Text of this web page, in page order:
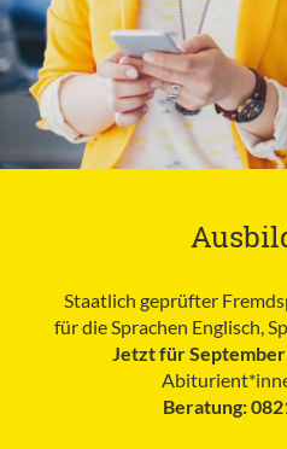
Staatlich geprüfter
für die Sprachen Englisch,
Jetzt für
Beratung: